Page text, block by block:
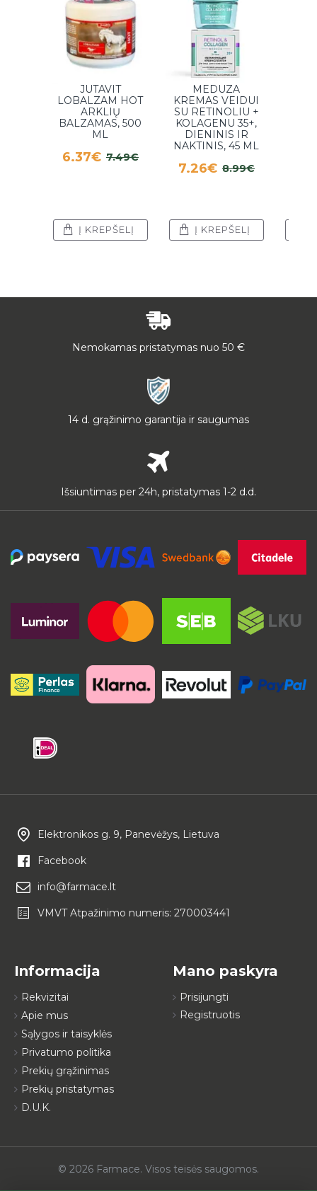
JUTAVIT
LOBALZAM HOT
ARKLIŲ
BALZAMAS, 500
ML
6.37€ 7.49€
Į KREPŠELĮ
MEDUZA
KREMAS VEIDUI
SU RETINOLIU +
KOLAGENU 35+,
DIENINIS IR
NAKTINIS, 45 ML
7.26€ 8.99€
Į KREPŠELĮ
Nemokamas pristatymas nuo 50 €
14 d. grąžinimo garantija ir saugumas
Išsiuntimas per 24h, pristatymas 1-2 d.d.
Elektronikos g. 9, Panevėžys, Lietuva
Facebook
info@farmace.lt
VMVT Atpažinimo numeris: 270003441
Informacija
Rekvizitai
Apie mus
Sąlygos ir taisyklės
Privatumo politika
Prekių grąžinimas
Prekių pristatymas
D.U.K.
Mano paskyra
Prisijungti
Registruotis
© 2026 Farmace. Visos teisės saugomos.